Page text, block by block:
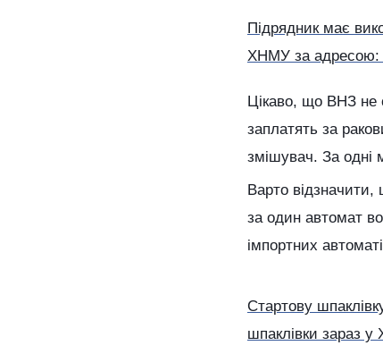
Підрядник має
ХНМУ за адресою:
Цікаво, що ВНЗ не
заплатять за
змішувач. За одні
Варто
за один автомат
імпортних
Стартову
шпаклівки зараз у